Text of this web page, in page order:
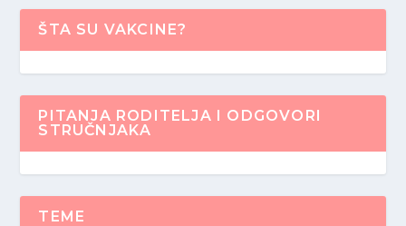
ŠTA SU VAKCINE?
PITANJA RODITELJA I ODGOVORI
STRUČNJAKA
TEME